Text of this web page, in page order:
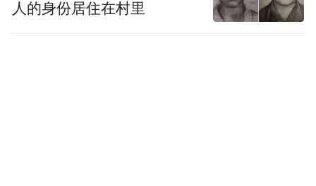
人的身份居住在村里